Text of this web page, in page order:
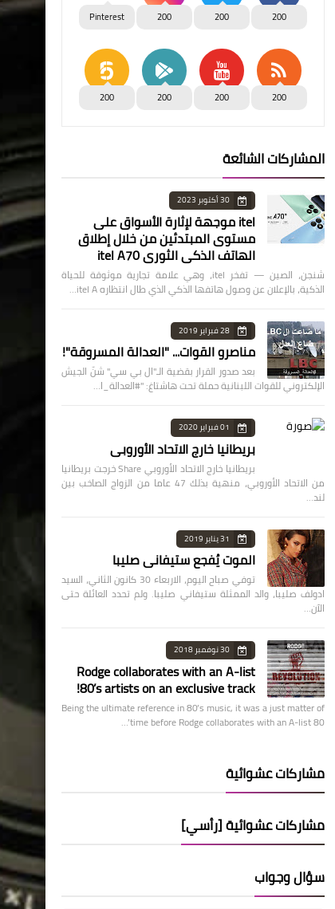
200
200
200
Pinterest
200
200
200
200
المشاركات الشائعة
30 أكتوبر 2023
itel موجهة لإثارة الأسواق على
مستوى المبتدئين من خلال إطلاق
الهاتف الذكي الثوري itel A70
شنجن، الصين — تفخر itel، وهي علامة تجارية موثوقة للحياة
الذكية، بالإعلان عن وصول هاتفها الذكي الذي طال انتظاره itel A…
28 فبراير 2019
مناصرو القوات... "العدالة المسروقة"!
بعد صدور القرار بقضية الـ"ال بي سي" شنّ الجيش
الإلكتروني للقوات اللبنانية حملة تحت هاشتاغ: "#العدالة_ا…
01 فبراير 2020
بريطانيا خارج الاتحاد الأوروبي
بريطانيا خارج الاتحاد الأوروبي Share خرجت بريطانيا
من الاتحاد الأوروبي، منهية بذلك 47 عاما من الزواج الصاخب بين
لند…
31 يناير 2019
الموت يُفجع ستيفاني صليبا
توفي صباح اليوم، الاربعاء 30 كانون الثاني، السيد
ادولف صليبا، والد الممثلة ستيفاني صليبا. ولم تحدد العائلة حتى
الآن…
30 نوفمبر 2018
Rodge collaborates with an A-list
80’s artists on an exclusive track!
Being the ultimate reference in 80’s music, it was a just matter of
time before Rodge collaborates with an A-list 80’…
مشاركات عشوائية
مشاركات عشوائية [رأسي]
سؤال وجواب